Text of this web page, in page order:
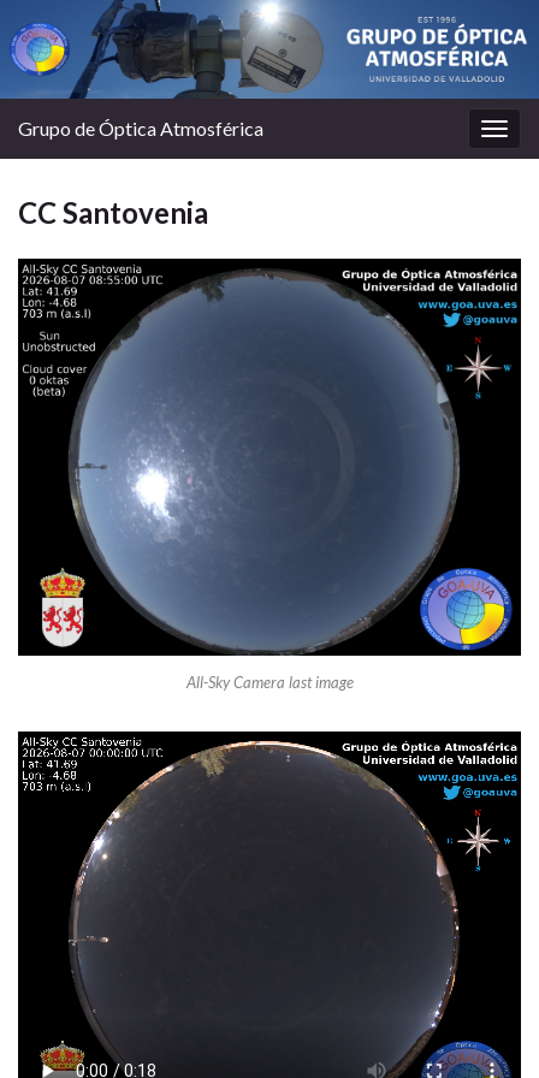
Grupo de Óptica Atmosférica
CC Santovenia
All-Sky Camera last image